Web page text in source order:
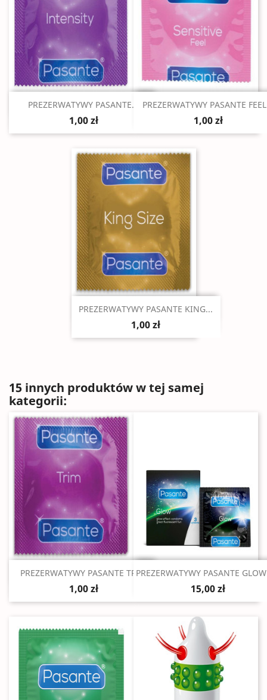
Szybki podgląd
PREZERWATYWY PASANTE...
1,00 zł
Szybki podgląd
PREZERWATYWY PASANTE
1,00 zł
Szybki podgląd
PREZERWATYWY PASANTE KING...
1,00 zł
15 innych produktów w tej samej
kategorii:
Szybki podgląd
PREZERWATYWY PASANTE TRIM
1,00 zł
Szybki podgląd
PREZERWATYWY PASANTE
15,00 zł